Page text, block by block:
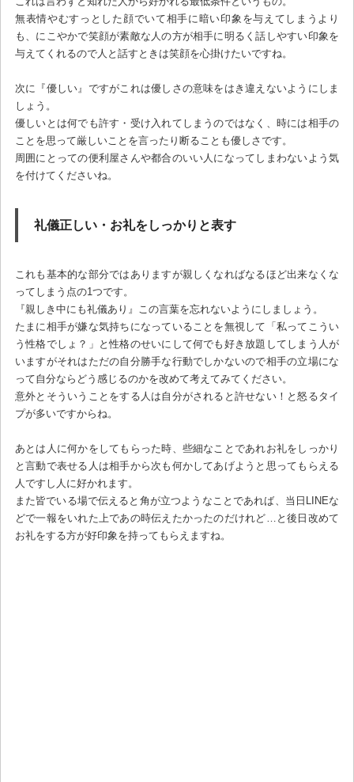
無表情やむすっとした顔でいて相手に暗い印象を与えてしまうより
も、にこやかで笑顔が素敵な人の方が相手に明るく話しやすい印象を
与えてくれるので人と話すときは笑顔を心掛けたいですね。
次に『優しい』ですがこれは優しさの意味をはき違えないようにしま
しょう。
優しいとは何でも許す・受け入れてしまうのではなく、時には相手の
ことを思って厳しいことを言ったり断ることも優しさです。
周囲にとっての便利屋さんや都合のいい人になってしまわないよう気
を付けてくださいね。
礼儀正しい・お礼をしっかりと表す
これも基本的な部分ではありますが親しくなればなるほど出来なくな
ってしまう点の1つです。
『親しき中にも礼儀あり』この言葉を忘れないようにしましょう。
たまに相手が嫌な気持ちになっていることを無視して「私ってこうい
う性格でしょ？」と性格のせいにして何でも好き放題してしまう人が
いますがそれはただの自分勝手な行動でしかないので相手の立場にな
って自分ならどう感じるのかを改めて考えてみてください。
意外とそういうことをする人は自分がされると許せない！と怒るタイ
プが多いですからね。
あとは人に何かをしてもらった時、些細なことであれお礼をしっかり
と言動で表せる人は相手から次も何かしてあげようと思ってもらえる
人ですし人に好かれます。
また皆でいる場で伝えると角が立つようなことであれば、当日LINEな
どで一報をいれた上であの時伝えたかったのだけれど…と後日改めて
お礼をする方が好印象を持ってもらえますね。